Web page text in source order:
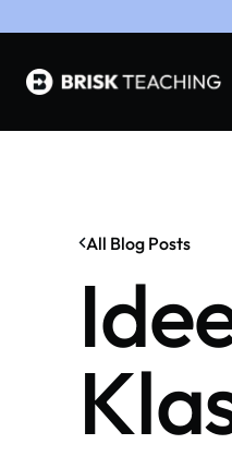
All Blog Posts